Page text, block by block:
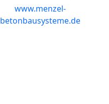
www.menzel-
betonbausysteme.de